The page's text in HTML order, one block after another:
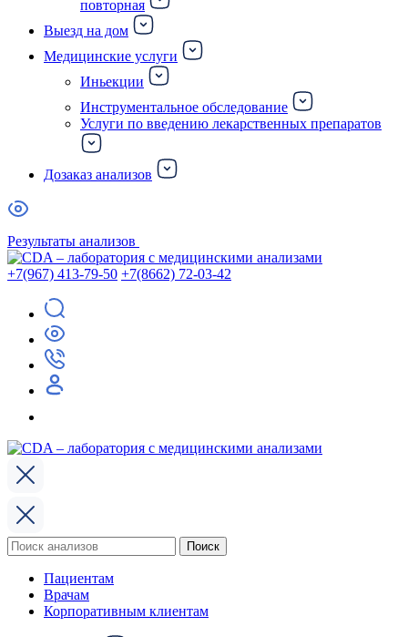
повторная
Выезд на дом
Медицинские услуги
Иньекции
Инструментальное обследование
Услуги по введению лекарственных препаратов
Дозаказ анализов
Результаты анализов
+7(967) 413-79-50 +7(8662) 72-03-42
Поиск
по:
Поиск
Пациентам
Врачам
Корпоративным клиентам